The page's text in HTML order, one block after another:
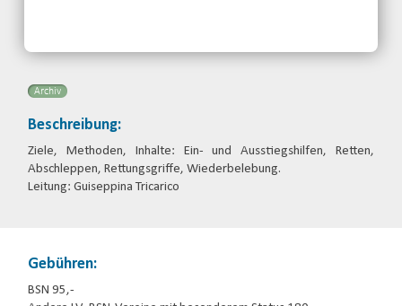
Email
Archiv
Beschreibung:
Ziele, Methoden, Inhalte: Ein- und Ausstiegshilfen, Retten,
Abschleppen, Rettungsgriffe, Wiederbelebung.
Leitung: Guiseppina Tricarico
Gebühren:
BSN 95,-